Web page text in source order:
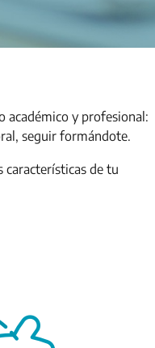
académico y profesional:
seguir formándote.
características de tu